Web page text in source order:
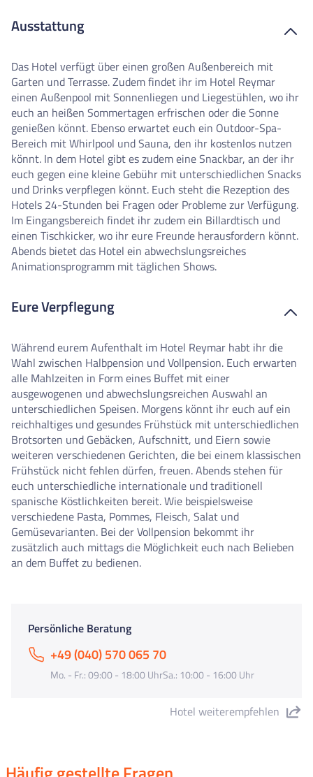
Ausstattung
Das Hotel verfügt über einen großen Außenbereich mit
Garten und Terrasse. Zudem findet ihr im Hotel Reymar
einen Außenpool mit Sonnenliegen und Liegestühlen, wo ihr
euch an heißen Sommertagen erfrischen oder die Sonne
genießen könnt. Ebenso erwartet euch ein Outdoor-Spa-
Bereich mit Whirlpool und Sauna, den ihr kostenlos nutzen
könnt. In dem Hotel gibt es zudem eine Snackbar, an der ihr
euch gegen eine kleine Gebühr mit unterschiedlichen Snacks
und Drinks verpflegen könnt. Euch steht die Rezeption des
Hotels 24-Stunden bei Fragen oder Probleme zur Verfügung.
Im Eingangsbereich findet ihr zudem ein Billardtisch und
einen Tischkicker, wo ihr eure Freunde herausfordern könnt.
Abends bietet das Hotel ein abwechslungsreiches
Animationsprogramm mit täglichen Shows.
Eure Verpflegung
Während eurem Aufenthalt im Hotel Reymar habt ihr die
Wahl zwischen Halbpension und Vollpension. Euch erwarten
alle Mahlzeiten in Form eines Buffet mit einer
ausgewogenen und abwechslungsreichen Auswahl an
unterschiedlichen Speisen. Morgens könnt ihr euch auf ein
reichhaltiges und gesundes Frühstück mit unterschiedlichen
Brotsorten und Gebäcken, Aufschnitt, und Eiern sowie
weiteren verschiedenen Gerichten, die bei einem klassischen
Frühstück nicht fehlen dürfen, freuen. Abends stehen für
euch unterschiedliche internationale und traditionell
spanische Köstlichkeiten bereit. Wie beispielsweise
verschiedene Pasta, Pommes, Fleisch, Salat und
Gemüsevarianten. Bei der Vollpension bekommt ihr
zusätzlich auch mittags die Möglichkeit euch nach Belieben
an dem Buffet zu bedienen.
Persönliche Beratung
+49 (040) 570 065 70
Mo. - Fr.: 09:00 - 18:00 UhrSa.: 10:00 - 16:00 Uhr
Hotel weiterempfehlen